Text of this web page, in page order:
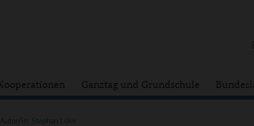
Ganztag und Grundschule
Autor/in: Stephan Lüke